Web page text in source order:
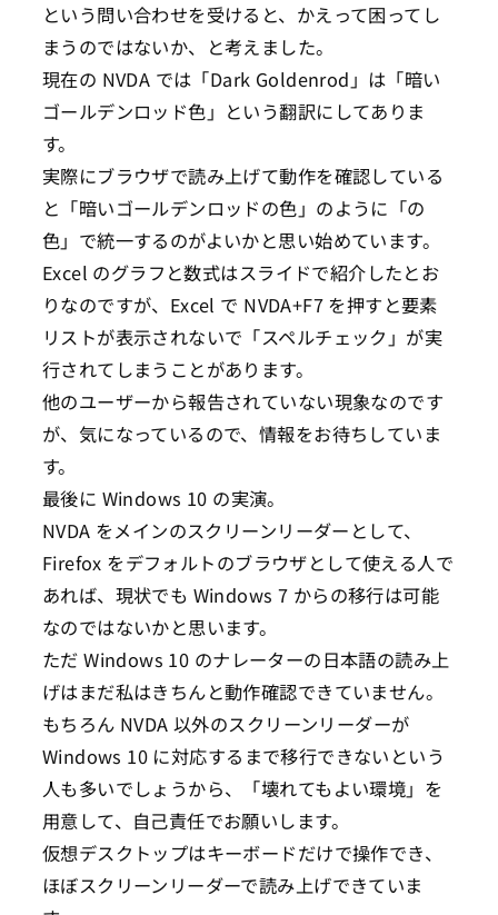
という問い合わせを受けると、かえって困ってし
まうのではないか、と考えました。
現在の NVDA では「Dark Goldenrod」は「暗い
ゴールデンロッド色」という翻訳にしてありま
す。
実際にブラウザで読み上げて動作を確認している
と「暗いゴールデンロッドの色」のように「の
色」で統一するのがよいかと思い始めています。
Excel のグラフと数式はスライドで紹介したとお
りなのですが、Excel で NVDA+F7 を押すと要素
リストが表示されないで「スペルチェック」が実
行されてしまうことがあります。
他のユーザーから報告されていない現象なのです
が、気になっているので、情報をお待ちしていま
す。
最後に Windows 10 の実演。
NVDA をメインのスクリーンリーダーとして、
Firefox をデフォルトのブラウザとして使える人で
あれば、現状でも Windows 7 からの移行は可能
なのではないかと思います。
ただ Windows 10 のナレーターの日本語の読み上
げはまだ私はきちんと動作確認できていません。
もちろん NVDA 以外のスクリーンリーダーが
Windows 10 に対応するまで移行できないという
人も多いでしょうから、「壊れてもよい環境」を
用意して、自己責任でお願いします。
仮想デスクトップはキーボードだけで操作でき、
ほぼスクリーンリーダーで読み上げできていま